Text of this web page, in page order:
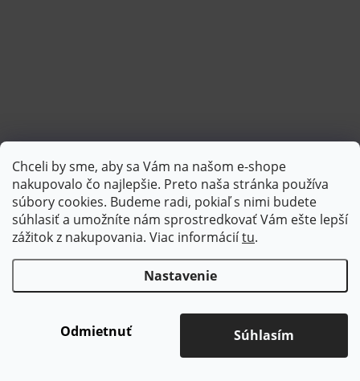
Chceli by sme, aby sa Vám na našom e-shope
nakupovalo čo najlepšie. Preto naša stránka používa
súbory cookies. Budeme radi, pokiaľ s nimi budete
súhlasiť a umožníte nám sprostredkovať Vám ešte lepší
zážitok z nakupovania. Viac informáciítu.
Nastavenie
Odmietnuť Súhlasím
Sledovať na Instagrame
Copyright 2026Brotex | Kvalitný bytový textil. Všetky práva
Upraviť nastavenie cookies